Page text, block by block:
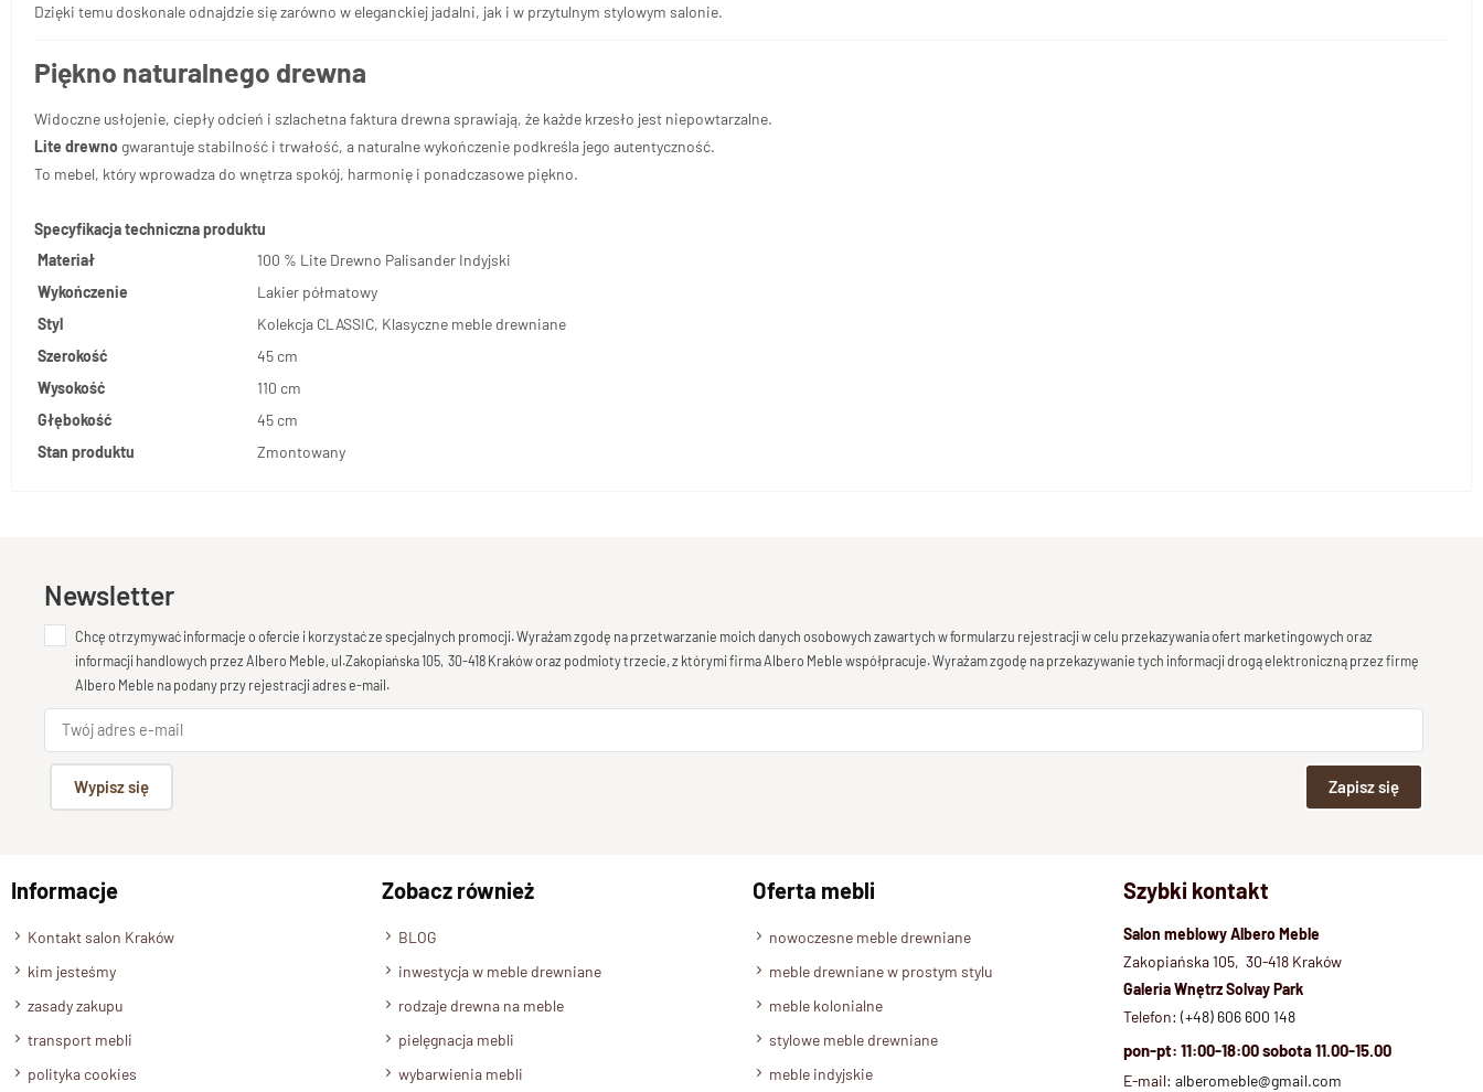
Dzięki temu doskonale odnajdzie się zarówno w eleganckiej jadalni, jak i w przytulnym stylowym salonie.
Piękno naturalnego drewna
Widoczne usłojenie, ciepły odcień i szlachetna faktura drewna sprawiają, że każde krzesło jest niepowtarzalne.
Lite drewnogwarantuje stabilność i trwałość, a naturalne wykończenie podkreśla jego autentyczność.
To mebel, który wprowadza do wnętrza spokój, harmonię i ponadczasowe piękno.
Specyfikacja techniczna produktu
Materiał
100 % Lite Drewno Palisander Indyjski
Wykończenie
Lakier półmatowy
Styl
Kolekcja CLASSIC, Klasyczne meble drewniane
Szerokość
45 cm
Wysokość
110 cm
Głębokość
45 cm
Stan produktu
Zmontowany
Newsletter
Chcę otrzymywać informacje o ofercie i korzystać ze specjalnych promocji. Wyrażam zgodę na przetwarzanie moich danych osobowych zawartych w formularzu rejestracji w celu przekazywania ofert marketingowych oraz
informacji handlowych przez Albero Meble, ul.Zakopiańska 105, 30-418 Kraków oraz podmioty trzecie, z którymi firma Albero Meble współpracuje. Wyrażam zgodę na przekazywanie tych informacji drogą elektroniczną przez firmę
Albero Meble na podany przy rejestracji adres e-mail.
Wypisz się Zapisz się
Informacje
Kontakt salon Kraków
kim jesteśmy
zasady zakupu
transport mebli
polityka cookies
Zobacz również
BLOG
inwestycja w meble drewniane
rodzaje drewna na meble
pielęgnacja mebli
wybarwienia mebli
Oferta mebli
nowoczesne meble drewniane
meble drewniane w prostym stylu
meble kolonialne
stylowe meble drewniane
meble indyjskie
Szybki kontakt
Salon meblowy Albero Meble
Zakopiańska 105, 30-418 Kraków
Galeria Wnętrz Solvay Park
Telefon: (+48) 606 600 148
pon-pt: 11:00-18:00 sobota 11.00-15.00
E-mail: alberomeble@gmail.com